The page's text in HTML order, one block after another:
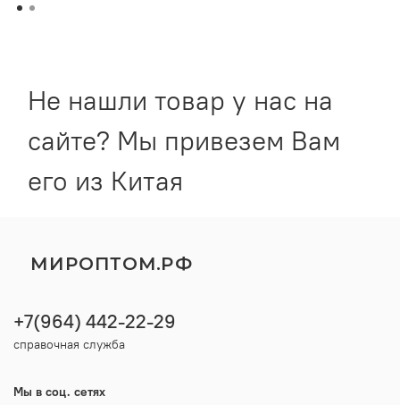
Не нашли товар у нас на
сайте? Мы привезем Вам
его из Китая
МИРОПТОМ.РФ
+7(964) 442-22-29
справочная служба
Мы в соц. сетях